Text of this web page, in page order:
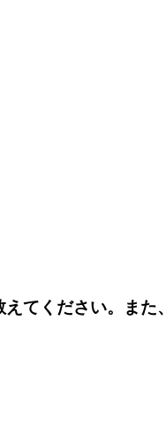
てください。ま